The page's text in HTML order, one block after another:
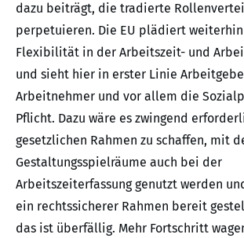
dazu beiträgt, die tradierte
perpetuieren. Die EU plädiert
Flexibilität in der Arbeitszeit- und
und sieht hier in erster Linie
Arbeitnehmer und vor allem die
Pflicht. Dazu wäre es zwingend
gesetzlichen Rahmen zu schaffen, mit
Gestaltungsspielräume auch bei der
Arbeitszeiterfassung genutzt werden
ein rechtssicherer Rahmen bereit
das ist überfällig. Mehr Fortschritt